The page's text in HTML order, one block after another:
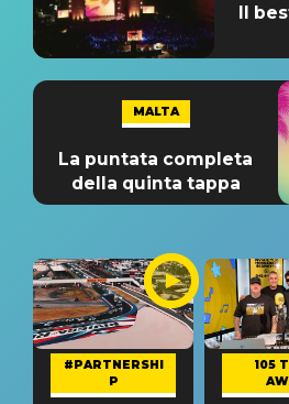
Il
MALTA
La puntata completa
della quinta tappa
#PARTNERSHI
P
105